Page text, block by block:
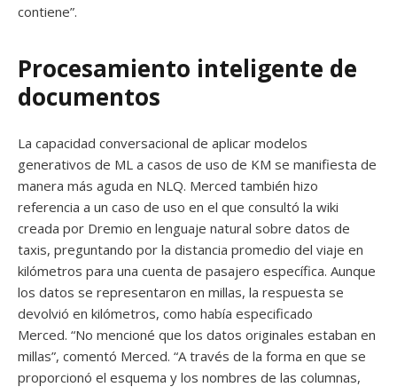
contiene”.
Procesamiento inteligente de
documentos
La capacidad conversacional de aplicar modelos
generativos de ML a casos de uso de KM se manifiesta de
manera más aguda en NLQ. Merced también hizo
referencia a un caso de uso en el que consultó la wiki
creada por Dremio en lenguaje natural sobre datos de
taxis, preguntando por la distancia promedio del viaje en
kilómetros para una cuenta de pasajero específica. Aunque
los datos se representaron en millas, la respuesta se
devolvió en kilómetros, como había especificado
Merced. “No mencioné que los datos originales estaban en
millas”, comentó Merced. “A través de la forma en que se
proporcionó el esquema y los nombres de las columnas,